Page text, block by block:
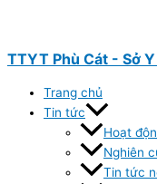
dung
TTYT Phù Cát - Sở
Trang chủ
Tin tức
Hoạt
Nghiên
Tin tức